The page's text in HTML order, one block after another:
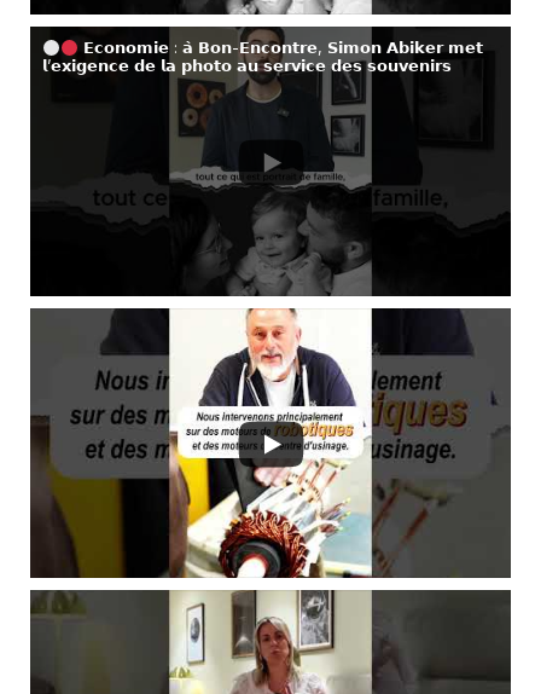
𝗘𝗰𝗼𝗻𝗼𝗺𝗶𝗲 : 𝗮̀ 𝗕𝗼𝗻-𝗘𝗻𝗰𝗼𝗻𝘁𝗿𝗲, 𝗦𝗶𝗺𝗼𝗻 𝗔𝗯𝗶𝗸𝗲𝗿 𝗺𝗲𝘁
𝗹’𝗲𝘅𝗶𝗴𝗲𝗻𝗰𝗲 𝗱𝗲 𝗹𝗮 𝗽𝗵𝗼𝘁𝗼 𝗮𝘂 𝘀𝗲𝗿𝘃𝗶𝗰𝗲 𝗱𝗲𝘀 𝘀𝗼𝘂𝘃𝗲𝗻𝗶𝗿𝘀